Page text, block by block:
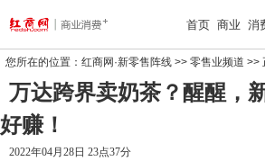
首页 商业 消
您所在的位置： 红商网·新零售阵线 >> 零售业频道 >>
万达跨界卖奶茶？醒醒，
好赚！
2022年04月28日 23点37分